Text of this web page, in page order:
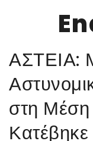
ΥΓΕΙΑ
ΣΥΝΤΑΓΕΣ
ΑΣΤΕΙΑ:
στη